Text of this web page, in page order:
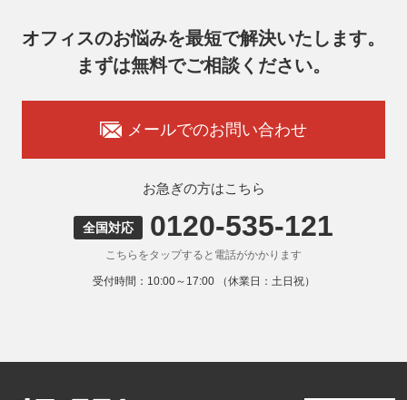
7. 個人情報を提供されることの任意性
お客様がご自身の個人情報を弊社に提供されるか否かはお客
は、適切なサービスをご提供できない場合がありますのでご
弊社ウェブサイトでは、利用者が当ウェブサイトを閲覧した
状況の分析のためにCookieを利用していますが、Cookieによ
る個人情報の取得はしていません。
9. 外国にある第三者への提供
お客様の個人情報を下記海外の個人情報取扱事業者へ提供す
る場合があります。
提供先の所在国の名称：アメリカ（Google LLC）
当該外国における個人情報の保護に関する制度：APECの
オフィスのお悩みを最短で解決いたします。
まずは無料でご相談ください。
メールでのお問い合わせ
お急ぎの方はこちら
全国対応 0120-535-121
こちらをタップすると電話がかかります
受付時間：10:00～17:00 （休業日：土日祝）